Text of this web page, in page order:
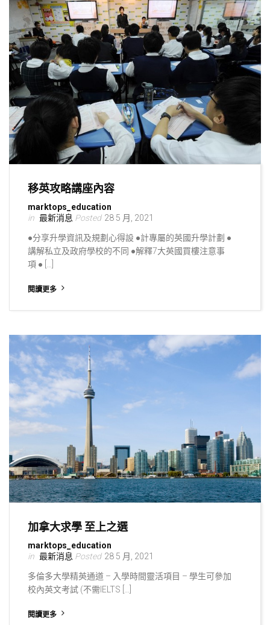
移英攻略講座內容
marktops_education
最新消息
28 5 月, 2021
●分享升學資訊及規劃心得設 ●計專屬的英國升學計劃 ●
講解私立及政府學校的不同 ●解釋7大英國買樓注意事
項 ● […]
閱讀更多
加拿大求學 至上之選
marktops_education
最新消息
28 5 月, 2021
多倫多大學精英通道 – 入學時間靈活項目 – 學生可參加
校內英文考試 (不需IELTS […]
閱讀更多